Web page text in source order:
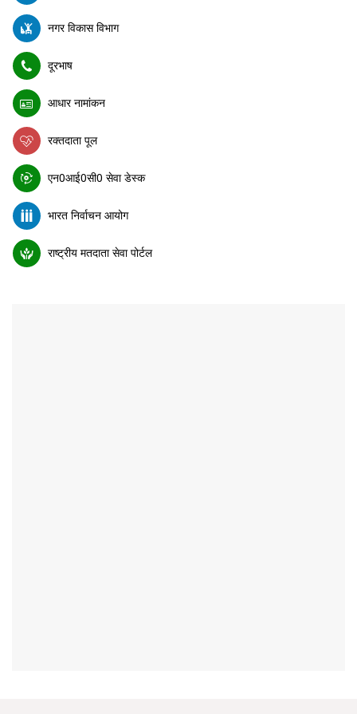
नगर विकास विभाग
दूरभाष
आधार नामांकन
रक्तदाता पूल
एन0आई0सी0 सेवा डेस्क
भारत निर्वाचन आयोग
राष्ट्रीय मतदाता सेवा पोर्टल